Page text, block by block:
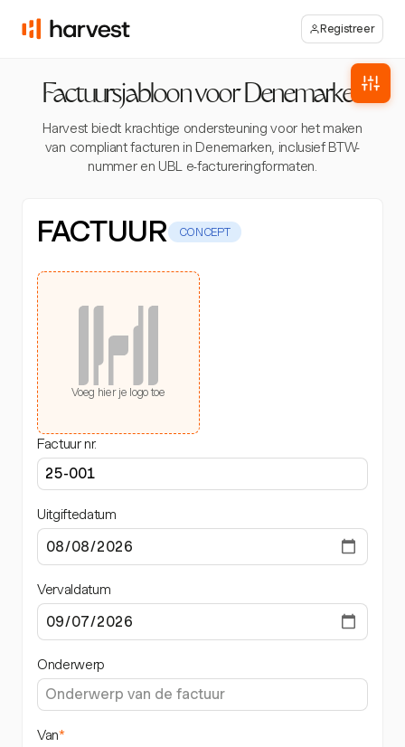
Registreer
Factuursjabloon voor Denemarken
Harvest biedt krachtige ondersteuning voor het maken
van compliant facturen in Denemarken, inclusief BTW-
nummer en UBL e-factureringformaten.
FACTUUR CONCEPT
Voeg hier je logo toe
Factuur nr.
Uitgiftedatum
Vervaldatum
Onderwerp
Van*